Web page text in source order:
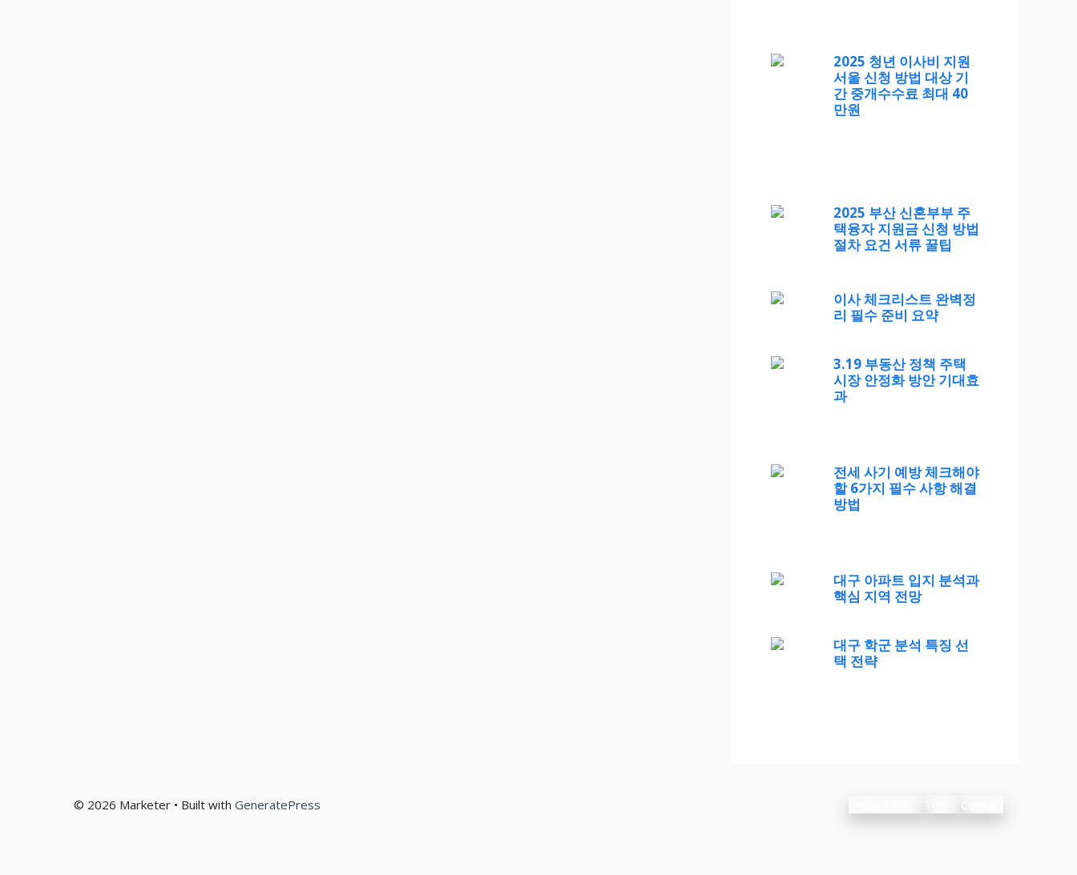
2025 청년 이사비 지원
서울 신청 방법 대상 기
간 중개수수료 최대 40
만원
2025 부산 신혼부부 주
택융자 지원금 신청 방법
절차 요건 서류 꿀팁
이사 체크리스트 완벽정
리 필수 준비 요약
3.19 부동산 정책 주택
시장 안정화 방안 기대효
과
전세 사기 예방 체크해야
할 6가지 필수 사항 해결
방법
대구 아파트 입지 분석과
핵심 지역 전망
대구 학군 분석 특징 선
택 전략
© 2026 Marketer • Built with GeneratePress